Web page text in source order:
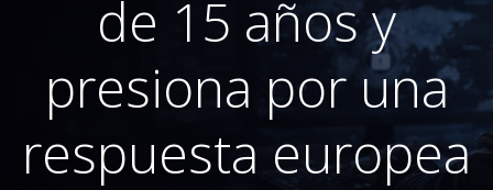
de 15 años y
presiona por una
respuesta europea